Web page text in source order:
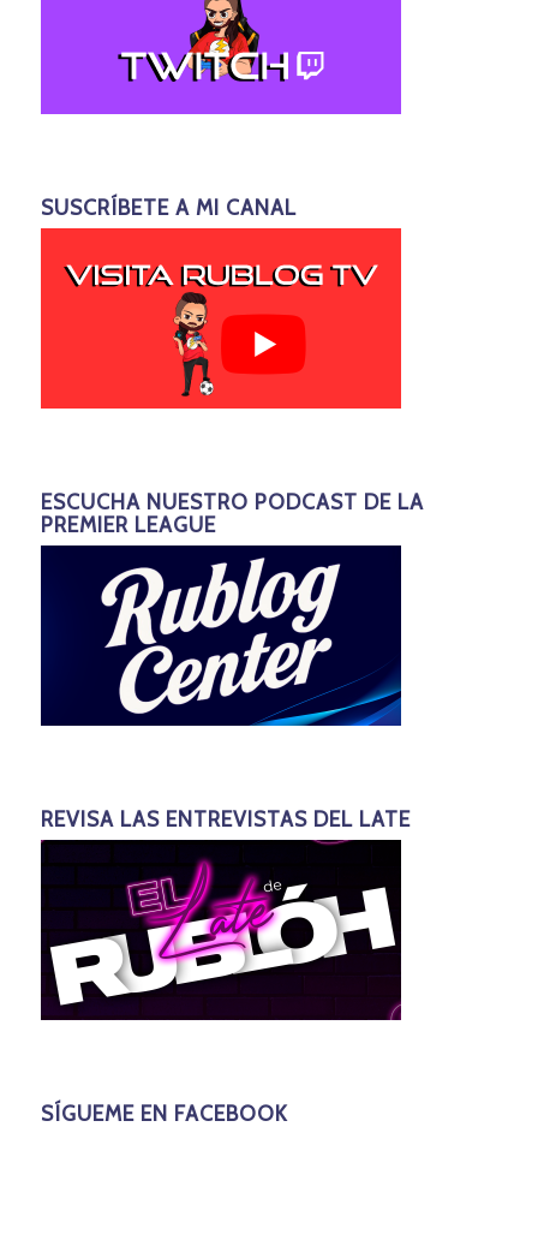
SUSCRÍBETE A MI CANAL
ESCUCHA NUESTRO PODCAST DE LA
PREMIER LEAGUE
REVISA LAS ENTREVISTAS DEL LATE
SÍGUEME EN FACEBOOK